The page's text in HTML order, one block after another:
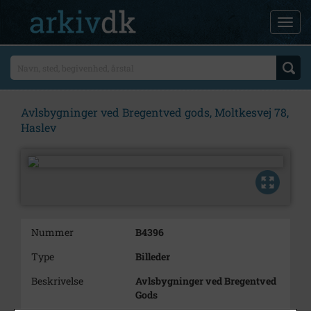
Avlsbygninger ved Bregentved gods, Moltkesvej 78,
Haslev
Nummer
B4396
Type
Billeder
Beskrivelse
Avlsbygninger ved Bregentved
Gods